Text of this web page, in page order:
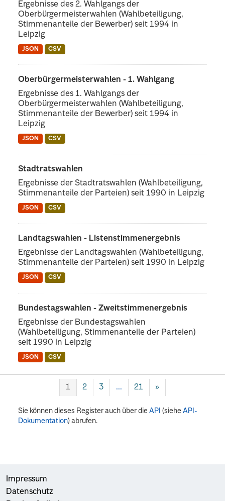
Ergebnisse des 2. Wahlgangs der
Oberbürgermeisterwahlen (Wahlbeteiligung,
Stimmenanteile der Bewerber) seit 1994 in
Leipzig
JSON CSV
Oberbürgermeisterwahlen - 1. Wahlgang
Ergebnisse des 1. Wahlgangs der
Oberbürgermeisterwahlen (Wahlbeteiligung,
Stimmenanteile der Bewerber) seit 1994 in
Leipzig
JSON CSV
Stadtratswahlen
Ergebnisse der Stadtratswahlen (Wahlbeteiligung,
Stimmenanteile der Parteien) seit 1990 in Leipzig
JSON CSV
Landtagswahlen - Listenstimmenergebnis
Ergebnisse der Landtagswahlen (Wahlbeteiligung,
Stimmenanteile der Parteien) seit 1990 in Leipzig
JSON CSV
Bundestagswahlen - Zweitstimmenergebnis
Ergebnisse der Bundestagswahlen
(Wahlbeteiligung, Stimmenanteile der Parteien)
seit 1990 in Leipzig
JSON CSV
1 2 3 ... 21 »
Sie können dieses Register auch über dieAPI (sieheAPI-
Dokumentation) abrufen.
Impressum
Datenschutz